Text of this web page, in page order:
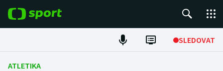
SLEDOVAT
Fotbal
ATLETIKA